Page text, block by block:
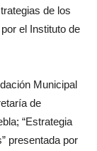
de los
el Instituto de
Municipal
de
“Estrategia
presentada por